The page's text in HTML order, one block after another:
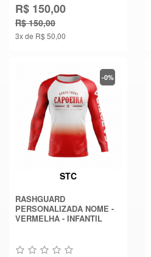
R$ 150,00
R$ 150,00
3x de R$ 50,00
STC
RASHGUARD
PERSONALIZADA NOME -
VERMELHA - INFANTIL
-0%